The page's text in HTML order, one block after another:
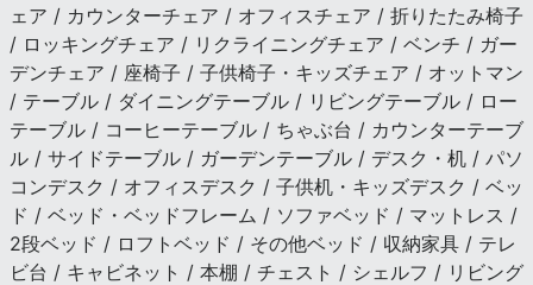
ェア / カウンターチェア / オフィスチェア / 折りたたみ椅子
/ ロッキングチェア / リクライニングチェア / ベンチ / ガー
デンチェア / 座椅子 / 子供椅子・キッズチェア / オットマン
/ テーブル / ダイニングテーブル / リビングテーブル / ロー
テーブル / コーヒーテーブル / ちゃぶ台 / カウンターテーブ
ル / サイドテーブル / ガーデンテーブル / デスク・机 / パソ
コンデスク / オフィスデスク / 子供机・キッズデスク / ベッ
ド / ベッド・ベッドフレーム / ソファベッド / マットレス /
2段ベッド / ロフトベッド / その他ベッド / 収納家具 / テレ
ビ台 / キャビネット / 本棚 / チェスト / シェルフ / リビング